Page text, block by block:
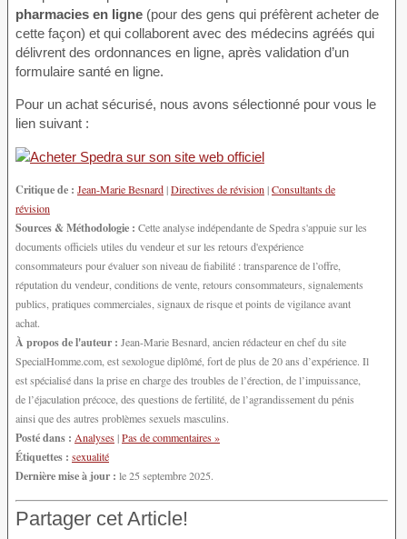
pharmacies en ligne (pour des gens qui préfèrent acheter de
cette façon) et qui collaborent avec des médecins agréés qui
délivrent des ordonnances en ligne, après validation d’un
formulaire santé en ligne.
Pour un achat sécurisé, nous avons sélectionné pour vous le
lien suivant :
Critique de : Jean-Marie Besnard|Directives de révision|Consultants de
révision
Sources & Méthodologie : Cette analyse indépendante de Spedra s'appuie sur les
documents officiels utiles du vendeur et sur les retours d'expérience
consommateurs pour évaluer son niveau de fiabilité : transparence de l’offre,
réputation du vendeur, conditions de vente, retours consommateurs, signalements
publics, pratiques commerciales, signaux de risque et points de vigilance avant
achat.
À propos de l'auteur : Jean-Marie Besnard, ancien rédacteur en chef du site
SpecialHomme.com, est sexologue diplômé, fort de plus de 20 ans d’expérience. Il
est spécialisé dans la prise en charge des troubles de l’érection, de l’impuissance,
de l’éjaculation précoce, des questions de fertilité, de l’agrandissement du pénis
ainsi que des autres problèmes sexuels masculins.
Posté dans : Analyses|Pas de commentaires »
Étiquettes : sexualité
Dernière mise à jour : le 25 septembre 2025.
Partager cet Article!